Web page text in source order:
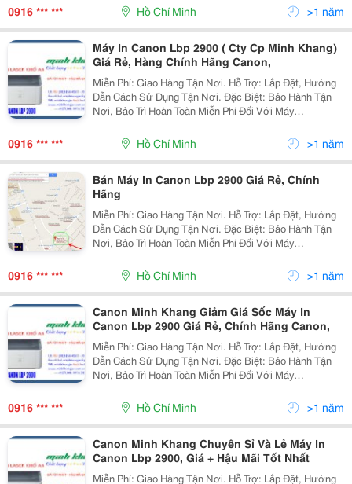
0916 *** *** Hồ Chí Minh >1 năm
Máy In Canon Lbp 2900 ( Cty Cp Minh Khang)
Giá Rẻ, Hàng Chính Hãng Canon,
Miễn Phí: Giao Hàng Tận Nơi. Hỗ Trợ: Lắp Đặt, Hướng
Dẫn Cách Sử Dụng Tận Nơi. Đặc Biệt: Bảo Hành Tận
Nơi, Bảo Trì Hoàn Toàn Miễn Phí Đối Với Máy
Photocopy. @@@ Đại Siêu Thị Máy Văn Phòng @@@
0916 *** *** Hồ Chí Minh >1 năm
Bán Máy In Canon Lbp 2900 Giá Rẻ, Chính
Hãng
Miễn Phí: Giao Hàng Tận Nơi. Hỗ Trợ: Lắp Đặt, Hướng
Dẫn Cách Sử Dụng Tận Nơi. Đặc Biệt: Bảo Hành Tận
Nơi, Bảo Trì Hoàn Toàn Miễn Phí Đối Với Máy
Photocopy. @@@ Đại Siêu Thị Máy Văn Phòng @@@
0916 *** *** Hồ Chí Minh >1 năm
Canon Minh Khang Giảm Giá Sốc Máy In
Canon Lbp 2900 Giá Rẻ, Chính Hãng Canon,
Miễn Phí: Giao Hàng Tận Nơi. Hỗ Trợ: Lắp Đặt, Hướng
Dẫn Cách Sử Dụng Tận Nơi. Đặc Biệt: Bảo Hành Tận
Nơi, Bảo Trì Hoàn Toàn Miễn Phí Đối Với Máy
Photocopy. @@@ Đại Siêu Thị Máy Văn Phòng @@@
0916 *** *** Hồ Chí Minh >1 năm
Canon Minh Khang Chuyên Sỉ Và Lẻ Máy In
Canon Lbp 2900, Giá + Hậu Mãi Tốt Nhất
Miễn Phí: Giao Hàng Tận Nơi. Hỗ Trợ: Lắp Đặt, Hướng